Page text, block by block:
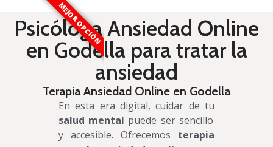
MEJOR OPCIÓN
Psicóloga Ansiedad Online
en Godella para tratar la
ansiedad
Terapia Ansiedad Online en Godella
En esta era digital, cuidar de tu
salud mental puede ser sencillo
y accesible. Ofrecemos terapia